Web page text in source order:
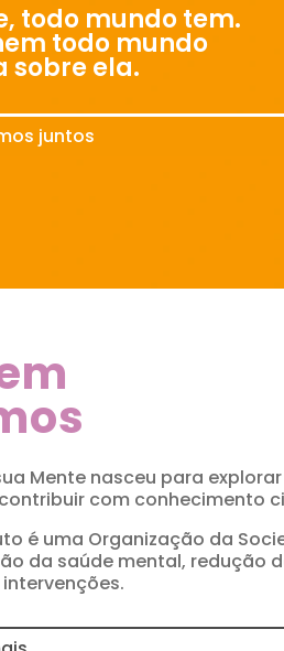
todo mundo tem.
todo mundo
sobre ela.
juntos
Mente nasceu para
com conhecimento
é uma Organização da
da saúde mental, redução